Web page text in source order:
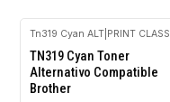
-20%
OFF
Tn319 Cyan ALT| PRINT CLASS
TN319 Cyan Toner
Alternativo Compatible
Brother